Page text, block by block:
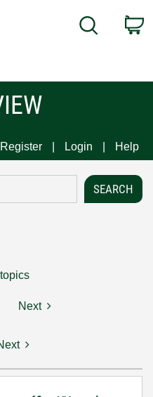
Search
Register Login Help
Next